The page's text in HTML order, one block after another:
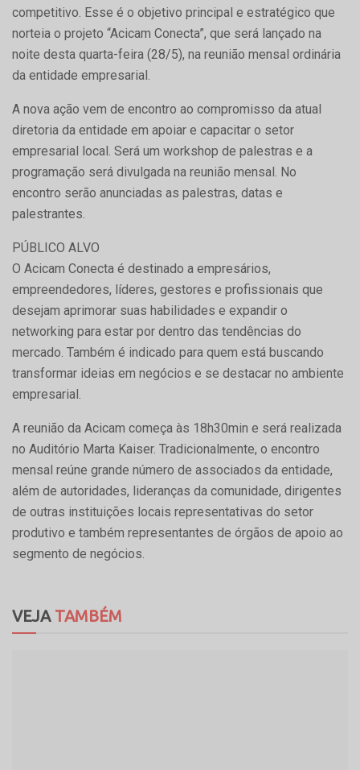
competitivo. Esse é o objetivo principal e estratégico que
norteia o projeto “Acicam Conecta”, que será lançado na
noite desta quarta-feira (28/5), na reunião mensal ordinária
da entidade empresarial.
A nova ação vem de encontro ao compromisso da atual
diretoria da entidade em apoiar e capacitar o setor
empresarial local. Será um workshop de palestras e a
programação será divulgada na reunião mensal. No
encontro serão anunciadas as palestras, datas e
palestrantes.
PÚBLICO ALVO
O Acicam Conecta é destinado a empresários,
empreendedores, líderes, gestores e profissionais que
desejam aprimorar suas habilidades e expandir o
networking para estar por dentro das tendências do
mercado. Também é indicado para quem está buscando
transformar ideias em negócios e se destacar no ambiente
empresarial.
A reunião da Acicam começa às 18h30min e será realizada
no Auditório Marta Kaiser. Tradicionalmente, o encontro
mensal reúne grande número de associados da entidade,
além de autoridades, lideranças da comunidade, dirigentes
de outras instituições locais representativas do setor
produtivo e também representantes de órgãos de apoio ao
segmento de negócios.
VEJATAMBÉM